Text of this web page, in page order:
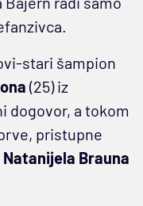
stari šampion
(25) iz
dogovor, a tokom
pristupne
Natanijela Brauna